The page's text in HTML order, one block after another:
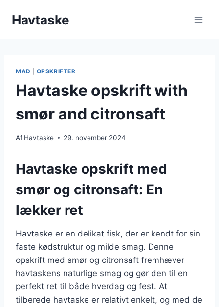
Havtaske
MAD OPSKRIFTER
Havtaske opskrift with
smør and citronsaft
Af Havtaske 29. november 2024
Havtaske opskrift med
smør og citronsaft: En
lækker ret
Havtaske er en delikat fisk, der er kendt for sin
faste kødstruktur og milde smag. Denne
opskrift med smør og citronsaft fremhæver
havtaskens naturlige smag og gør den til en
perfekt ret til både hverdag og fest. At
tilberede havtaske er relativt enkelt, og med de